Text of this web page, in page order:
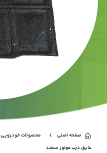
صفحه اصلی محصولات خودرویی
عایق درب موتور سمند